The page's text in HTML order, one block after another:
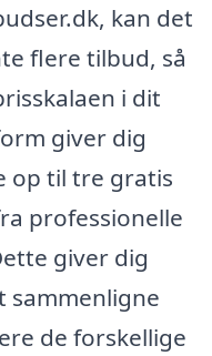
kan det
flere tilbud, så
i dit
giver dig
op til tre gratis
professionelle
giver dig
sammenligne
de forskellige